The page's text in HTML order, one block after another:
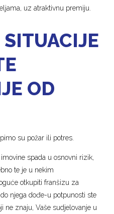
uz atraktivnu premiju.
OD
su požar ili potres.
spada u osnovni rizik,
te je u nekim
otkupiti franšizu za
njega dođe-u potpunosti ste
ne znaju, Vaše sudjelovanje u